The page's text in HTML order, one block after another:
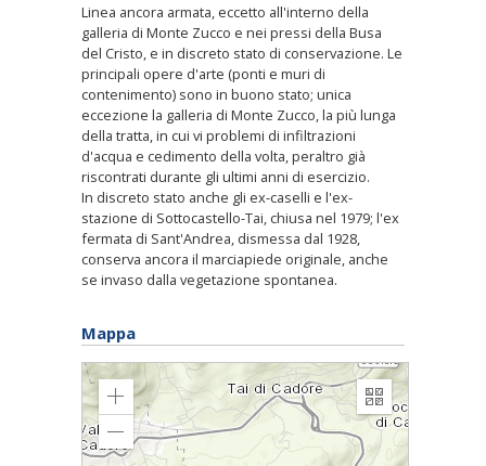
Linea ancora armata, eccetto all'interno della
galleria di Monte Zucco e nei pressi della Busa
del Cristo, e in discreto stato di conservazione. Le
principali opere d'arte (ponti e muri di
contenimento) sono in buono stato; unica
eccezione la galleria di Monte Zucco, la più lunga
della tratta, in cui vi problemi di infiltrazioni
d'acqua e cedimento della volta, peraltro già
riscontrati durante gli ultimi anni di esercizio.
In discreto stato anche gli ex-caselli e l'ex-
stazione di Sottocastello-Tai, chiusa nel 1979; l'ex
fermata di Sant'Andrea, dismessa dal 1928,
conserva ancora il marciapiede originale, anche
se invaso dalla vegetazione spontanea.
Mappa